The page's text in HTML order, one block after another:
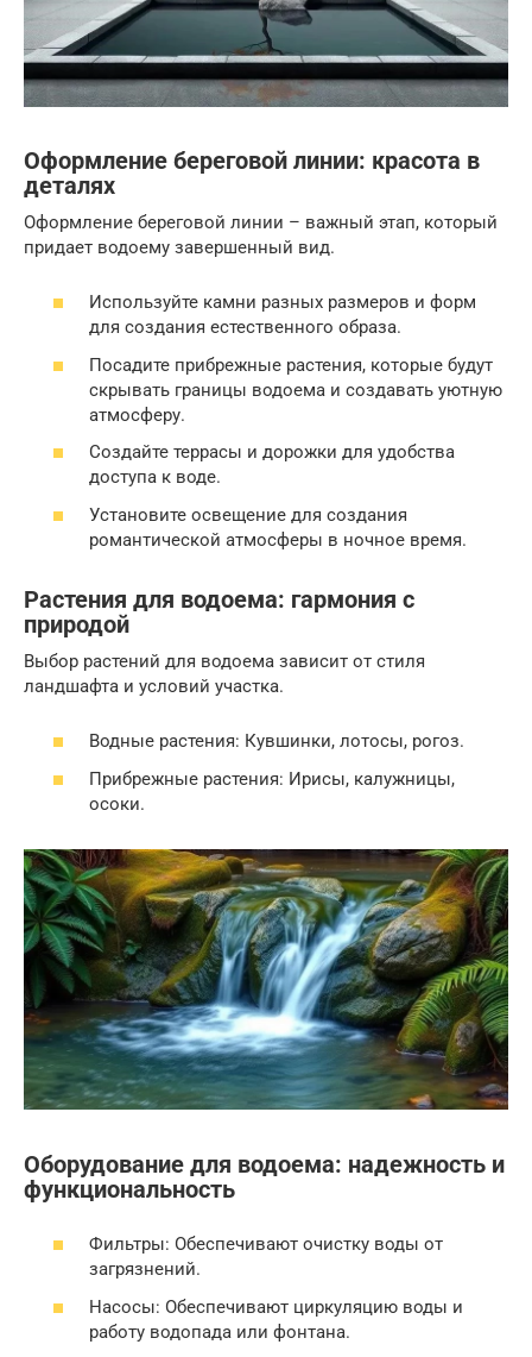
Оформление береговой линии: красота в
деталях
Оформление береговой линии – важный этап, который
придает водоему завершенный вид.
Используйте камни разных размеров и форм
для создания естественного образа.
Посадите прибрежные растения, которые будут
скрывать границы водоема и создавать уютную
атмосферу.
Создайте террасы и дорожки для удобства
доступа к воде.
Установите освещение для создания
романтической атмосферы в ночное время.
Растения для водоема: гармония с
природой
Выбор растений для водоема зависит от стиля
ландшафта и условий участка.
Водные растения: Кувшинки, лотосы, рогоз.
Прибрежные растения: Ирисы, калужницы,
осоки.
Оборудование для водоема: надежность и
функциональность
Фильтры: Обеспечивают очистку воды от
загрязнений.
Насосы: Обеспечивают циркуляцию воды и
работу водопада или фонтана.